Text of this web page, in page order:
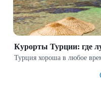
Курорты Турции: где
Турция хороша в любое